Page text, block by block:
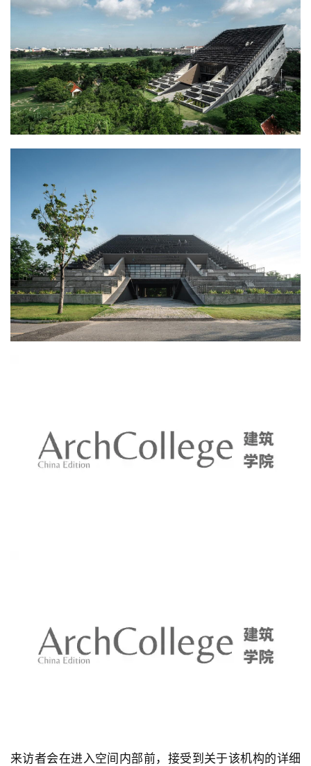
来访者会在进入空间内部前，接受到关于该机构的详细